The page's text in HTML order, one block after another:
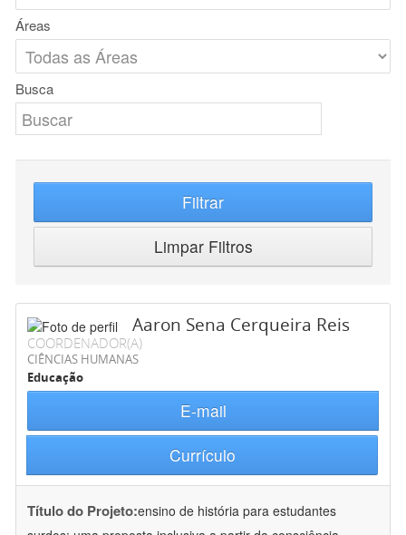
Áreas
Busca
Filtrar
Limpar Filtros
Aaron Sena Cerqueira Reis
COORDENADOR(A)
CIÊNCIAS HUMANAS
Educação
E-mail
Currículo
Título do Projeto:ensino de história para estudantes